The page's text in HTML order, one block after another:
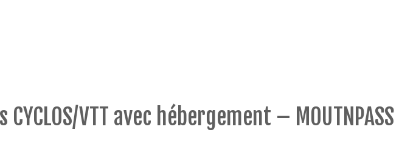
VTT avec hébergement – MOUTNPASS